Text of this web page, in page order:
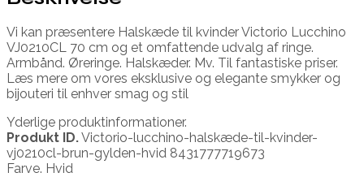
Vi kan præsentere Halskæde til kvinder Victorio Lucchino
VJ0210CL 70 cm og et omfattende udvalg af ringe.
Armbånd. Øreringe. Halskæder. Mv. Til fantastiske priser.
Læs mere om vores eksklusive og elegante smykker og
bijouteri til enhver smag og stil
Yderlige produktinformationer.
Produkt ID.Victorio-lucchino-halskæde-til-kvinder-
vj0210cl-brun-gylden-hvid 8431777719673
Farve. Hvid